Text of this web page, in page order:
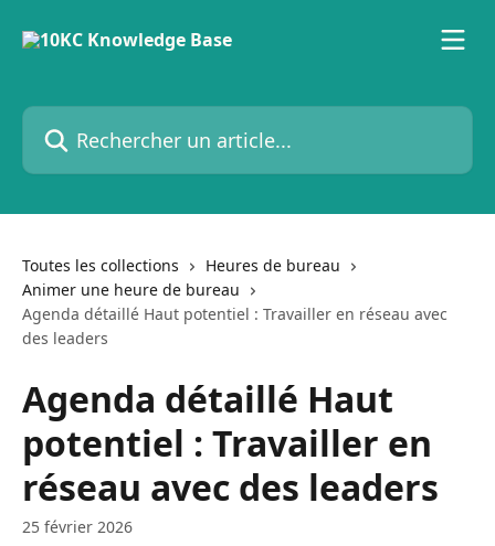
Rechercher un article...
Toutes les collections
Heures de bureau
Animer une heure de bureau
Agenda détaillé Haut potentiel : Travailler en réseau avec
des leaders
Agenda détaillé Haut
potentiel : Travailler en
réseau avec des leaders
25 février 2026